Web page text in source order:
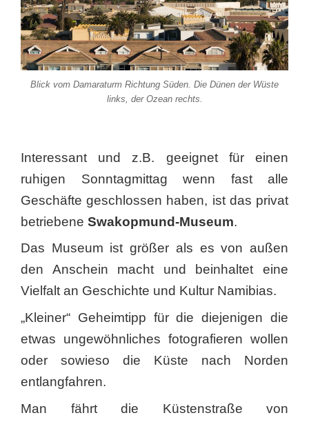
Blick vom Damaraturm Richtung Süden. Die Dünen der Wüste
links, der Ozean rechts.
Interessant und z.B. geeignet für einen
ruhigen Sonntagmittag wenn fast alle
Geschäfte geschlossen haben, ist das privat
betriebene Swakopmund-Museum.
Das Museum ist größer als es von außen
den Anschein macht und beinhaltet eine
Vielfalt an Geschichte und Kultur Namibias.
„Kleiner“ Geheimtipp für die diejenigen die
etwas ungewöhnliches fotografieren wollen
oder sowieso die Küste nach Norden
entlangfahren.
Man fährt die Küstenstraße von